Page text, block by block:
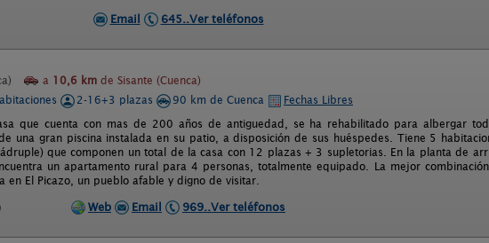
Email
645..Ver teléfonos
a 10,6 km de Sisante (Cuenca)
2-16+3 plazas 90 km de Cuenca
Fechas Libres
que cuenta con mas de 200 años de antiguedad, se ha rehabilitado para albergar
una gran piscina instalada en su patio, a disposición de sus huéspedes. Tiene 5
que componen un total de la casa con 12 plazas + 3 supletorias. En la planta de
un apartamento rural para 4 personas, totalmente equipado. La mejor
en El Picazo, un pueblo afable y digno de visitar.
Web Email 969..Ver teléfonos